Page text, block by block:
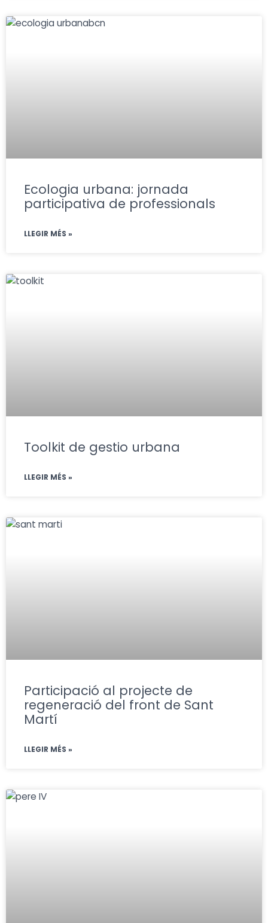
Ecologia urbana: jornada
participativa de professionals
LLEGIR MÉS »
Toolkit de gestio urbana
LLEGIR MÉS »
Participació al projecte de
regeneració del front de Sant
Martí
LLEGIR MÉS »